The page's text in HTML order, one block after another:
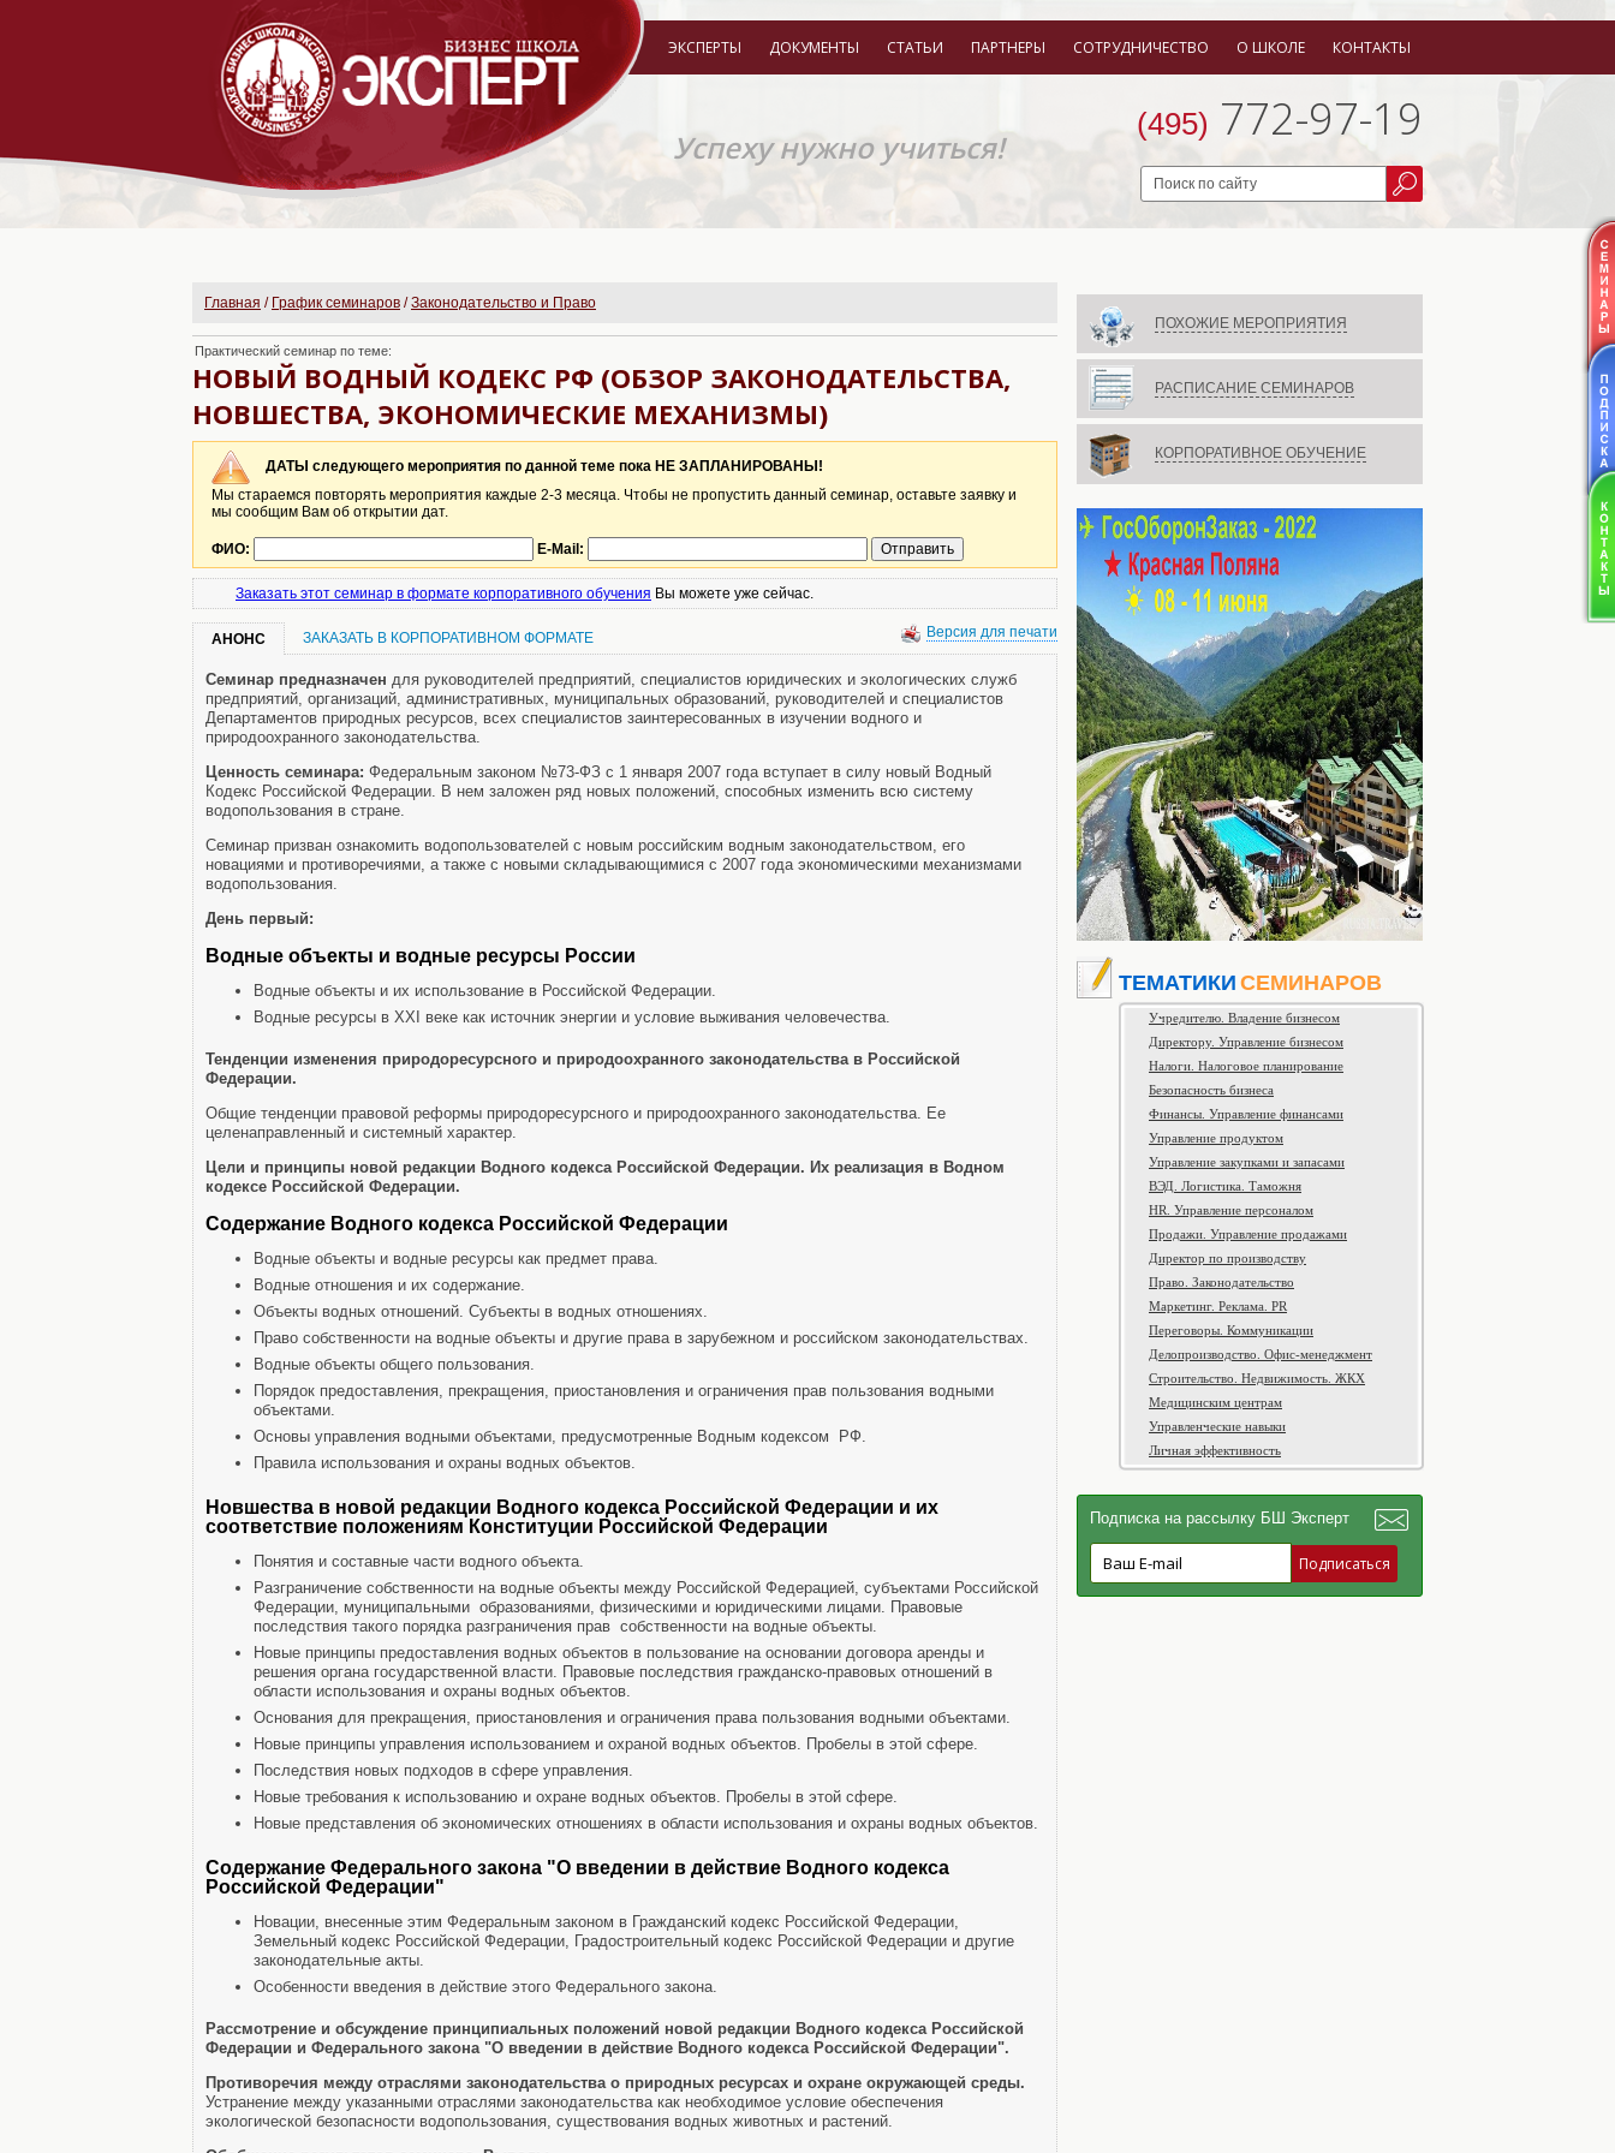
Успеху нужно учиться!
(495) 772-97-19
ЭКСПЕРТЫ ДОКУМЕНТЫ СТАТЬИ ПАРТНЕРЫ СОТРУДНИЧЕСТВО О ШКОЛЕ КОНТАКТЫ
Главная / График семинаров /Законодательство и Право
Практический семинар по теме:
НОВЫЙ ВОДНЫЙ КОДЕКС РФ (ОБЗОР ЗАКОНОДАТЕЛЬСТВА,
НОВШЕСТВА, ЭКОНОМИЧЕСКИЕ МЕХАНИЗМЫ)
ДАТЫ следующего мероприятия по данной теме пока НЕ ЗАПЛАНИРОВАНЫ!
Мы стараемся повторять мероприятия каждые 2-3 месяца. Чтобы не пропустить данный семинар, оставьте заявку и
мы сообщим Вам об открытии дат.
ФИО: E-Mail:
Заказать этот семинар в формате корпоративного обучения Вы можете уже сейчас.
Версия для печати
АНОНС ЗАКАЗАТЬ В КОРПОРАТИВНОМ ФОРМАТЕ
Семинар предназначен для руководителей предприятий, специалистов юридических и экологических служб
предприятий, организаций, административных, муниципальных образований, руководителей и специалистов
Департаментов природных ресурсов, всех специалистов заинтересованных в изучении водного и
природоохранного законодательства.
Ценность семинара: Федеральным законом №73-ФЗ с 1 января 2007 года вступает в силу новый Водный
Кодекс Российской Федерации. В нем заложен ряд новых положений, способных изменить всю систему
водопользования в стране.
Семинар призван ознакомить водопользователей с новым российским водным законодательством, его
новациями и противоречиями, а также с новыми складывающимися с 2007 года экономическими механизмами
водопользования.
День первый:
Водные объекты и водные ресурсы России
Водные объекты и их использование в Российской Федерации.
Водные ресурсы в XXI веке как источник энергии и условие выживания человечества.
Тенденции изменения природоресурсного и природоохранного законодательства в Российской
Федерации.
Общие тенденции правовой реформы природоресурсного и природоохранного законодательства. Ее
целенаправленный и системный характер.
Цели и принципы новой редакции Водного кодекса Российской Федерации. Их реализация в Водном
кодексе Российской Федерации.
Содержание Водного кодекса Российской Федерации
Водные объекты и водные ресурсы как предмет права.
Водные отношения и их содержание.
Объекты водных отношений. Субъекты в водных отношениях.
Право собственности на водные объекты и другие права в зарубежном и российском законодательствах.
Водные объекты общего пользования.
Порядок предоставления, прекращения, приостановления и ограничения прав пользования водными
объектами.
Основы управления водными объектами, предусмотренные Водным кодексом РФ.
Правила использования и охраны водных объектов.
Новшества в новой редакции Водного кодекса Российской Федерации и их
соответствие положениям Конституции Российской Федерации
Понятия и составные части водного объекта.
Разграничение собственности на водные объекты между Российской Федерацией, субъектами Российской
Федерации, муниципальными образованиями, физическими и юридическими лицами. Правовые
последствия такого порядка разграничения прав собственности на водные объекты.
Новые принципы предоставления водных объектов в пользование на основании договора аренды и
решения органа государственной власти. Правовые последствия гражданско-правовых отношений в
области использования и охраны водных объектов.
Основания для прекращения, приостановления и ограничения права пользования водными объектами.
Новые принципы управления использованием и охраной водных объектов. Пробелы в этой сфере.
Последствия новых подходов в сфере управления.
Новые требования к использованию и охране водных объектов. Пробелы в этой сфере.
Новые представления об экономических отношениях в области использования и охраны водных объектов.
Содержание Федерального закона "О введении в действие Водного кодекса
Российской Федерации"
Новации, внесенные этим Федеральным законом в Гражданский кодекс Российской Федерации,
Земельный кодекс Российской Федерации, Градостроительный кодекс Российской Федерации и другие
законодательные акты.
Особенности введения в действие этого Федерального закона.
Рассмотрение и обсуждение принципиальных положений новой редакции Водного кодекса Российской
Федерации и Федерального закона "О введении в действие Водного кодекса Российской Федерации".
Противоречия между отраслями законодательства о природных ресурсах и охране окружающей среды.
Устранение между указанными отраслями законодательства как необходимое условие обеспечения
экологической безопасности водопользования, существования водных животных и растений.
ПОХОЖИЕ МЕРОПРИЯТИЯ
РАСПИСАНИЕ СЕМИНАРОВ
КОРПОРАТИВНОЕ ОБУЧЕНИЕ
ТЕМАТИКИ СЕМИНАРОВ
Учредителю. Владение бизнесом
Директору. Управление бизнесом
Налоги. Налоговое планирование
Безопасность бизнеса
Финансы. Управление финансами
Управление продуктом
Управление закупками и запасами
ВЭД. Логистика. Таможня
HR. Управление персоналом
Продажи. Управление продажами
Директор по производству
Право. Законодательство
Маркетинг. Реклама. PR
Переговоры. Коммуникации
Делопроизводство. Офис-менеджмент
Строительство. Недвижимость. ЖКХ
Медицинским центрам
Управленческие навыки
Личная эффективность
Подписка на рассылку БШ Эксперт